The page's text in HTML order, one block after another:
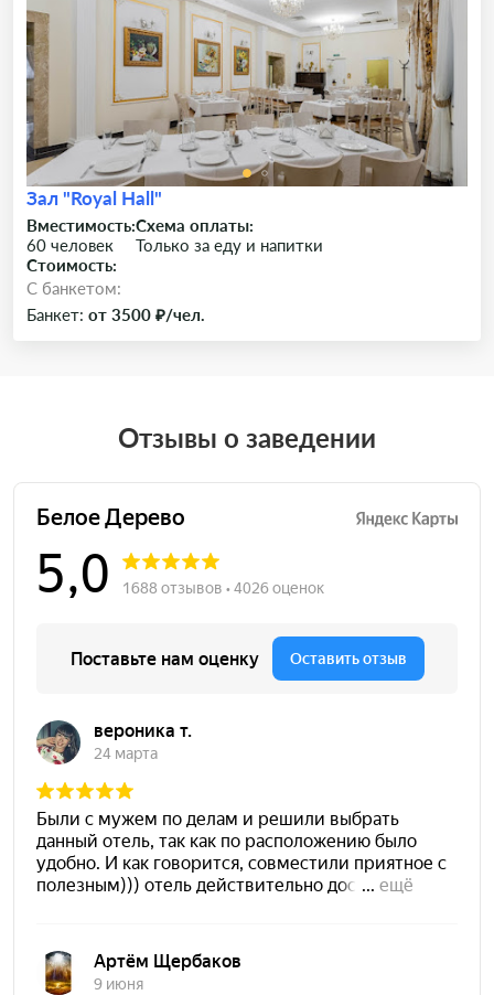
Зал "Royal Hall"
Вместимость:
60 человек
Схема оплаты:
Только за еду и напитки
Стоимость:
C банкетом:
Банкет: от 3500 ₽/чел.
Отзывы о заведении